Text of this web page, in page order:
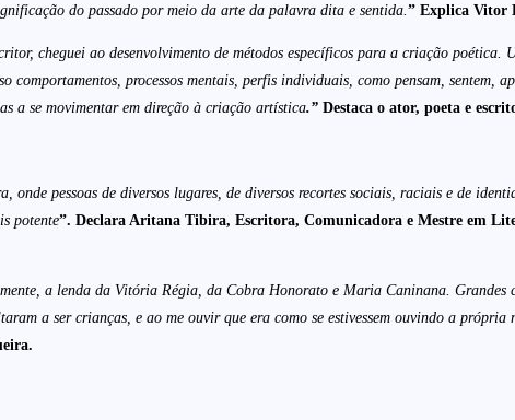
do passado por meio da arte da palavra dita e sentida. ” Explica Vitor
cheguei ao desenvolvimento de métodos específicos para a criação
processos mentais, perfis individuais, como pensam, sentem,
a se movimentar em direção à criação artística.” Destaca o ator, poeta e
pessoas de diversos lugares, de diversos recortes sociais, raciais e de
potente”. Declara Aritana Tibira, Escritora, Comunicadora e Mestre em
a lenda da Vitória Régia, da Cobra Honorato e Maria Caninana. Grandes
a ser crianças, e ao me ouvir que era como se estivessem ouvindo a